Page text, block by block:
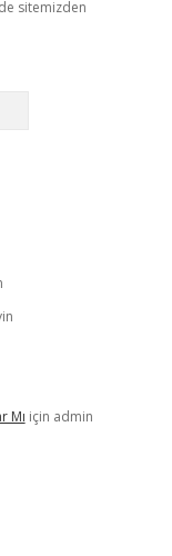
sitemizden
Mı için admin